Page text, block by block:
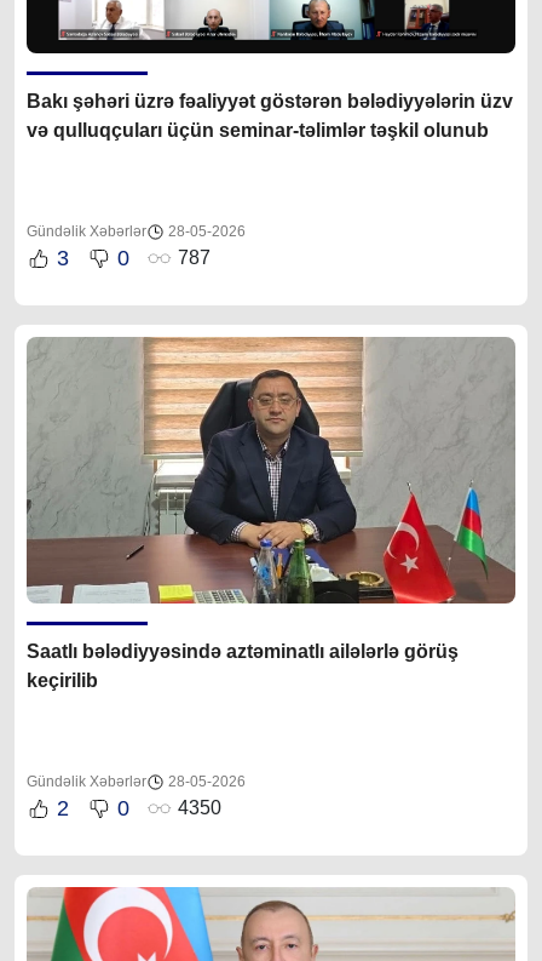
Bakı şəhəri üzrə fəaliyyət göstərən bələdiyyələrin üzv
və qulluqçuları üçün seminar-təlimlər təşkil olunub
Gündəlik Xəbərlər 28-05-2026
3 0 787
Saatlı bələdiyyəsində aztəminatlı ailələrlə görüş
keçirilib
Gündəlik Xəbərlər 28-05-2026
2 0 4350